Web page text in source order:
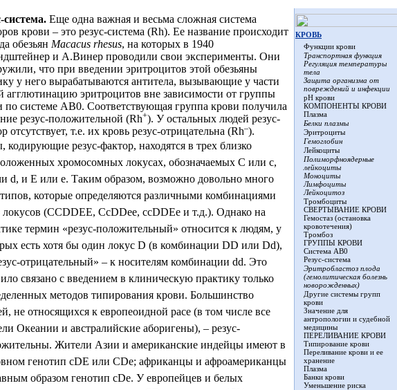
система. Еще одна важная и весьма сложная система
крови – это резус-система (Rh). Ее название происходит
обезьян Macacus rhesus, на которых в 1940
и А.Винер проводили свои эксперименты. Они
что при введении эритроцитов этой обезьяны
у него вырабатываются антитела, вызывающие у части
агглютинацию эритроцитов вне зависимости от группы
по системе АВ0. Соответствующая группа крови получила
резус-положительной (Rh+). У остальных людей резус-
отсутствует, т.е. их кровь резус-отрицательна (Rh–).
кодирующие резус-фактор, находятся в трех близко
хромосомных локусах, обозначаемых С или с,
d, и Е или е. Таким образом, возможно довольно много
которые определяются различными комбинациями
локусов (ССDDЕЕ, СсDDее, ссDDЕе и т.д.). Однако на
термин «резус-положительный» относится к людям, у
есть хотя бы один локус D (в комбинации DD или Dd),
отрицательный» – к носителям комбинации dd. Это
связано с введением в клиническую практику только
методов типирования крови. Большинство
не относящихся к европеоидной расе (в том числе все
Океании и австралийские аборигены), – резус-
Жители Азии и американские индейцы имеют в
генотип cDE или CDe; африканцы и афроамериканцы
образом генотип cDe. У европейцев и белых
КРОВЬ
Функции крови
Транспортная функция
Регуляция температуры
тела
Защита организма от
повреждений и инфекции
рН крови
КОМПОНЕНТЫ КРОВИ
Плазма
Белки плазмы
Эритроциты
Гемоглобин
Лейкоциты
Полиморфноядерные
лейкоциты
Моноциты
Лимфоциты
Лейкоцитоз
Тромбоциты
СВЕРТЫВАНИЕ КРОВИ
Гемостаз (остановка
кровотечения)
Тромбоз
ГРУППЫ КРОВИ
Система АВ0
Резус-система
Эритробластоз плода
(гемолитическая болезнь
новорожденных)
Другие системы групп
крови
Значение для
антропологии и судебной
медицины
ПЕРЕЛИВАНИЕ КРОВИ
Типирование крови
Переливание крови и ее
хранение
Плазма
Банки крови
Уменьшение риска